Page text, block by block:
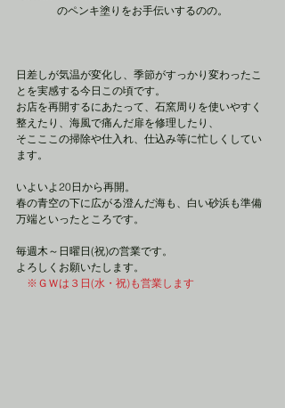
のペンキ塗りをお手伝いするのの。
日差しが気温が変化し、季節がすっかり変わったこ
とを実感する今日この頃です。
お店を再開するにあたって、石窯周りを使いやすく
整えたり、海風で痛んだ扉を修理したり、
そこここの掃除や仕入れ、仕込み等に忙しくしてい
ます。
いよいよ20日から再開。
春の青空の下に広がる澄んだ海も、白い砂浜も準備
万端といったところです。
毎週木～日曜日(祝)の営業です。
よろしくお願いたします。
※ＧＷは３日(水・祝)も営業します